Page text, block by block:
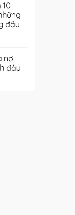
đầu
nơi
đầu